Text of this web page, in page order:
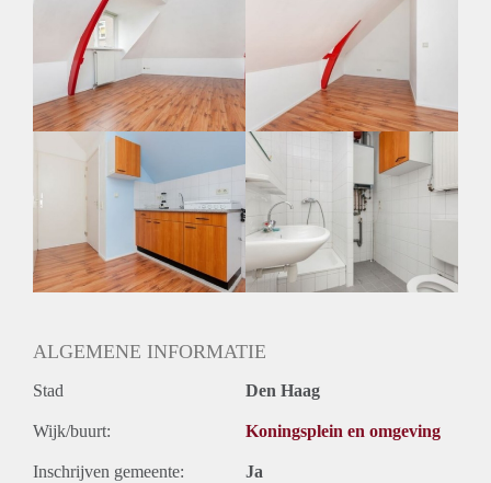
Mogelijk
Inkomen eis
N.V.T.
Huurtermijn
Onbepaalde termijn
Oplevering
ALGEMENE INFORMATIE
Stad Den Haag
Wijk/buurt: Koningsplein en omgeving
Inschrijven gemeente: Ja